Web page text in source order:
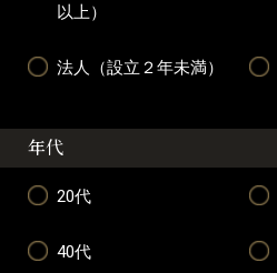
以上）
法人（設立２年未満）
年代
20代
40代